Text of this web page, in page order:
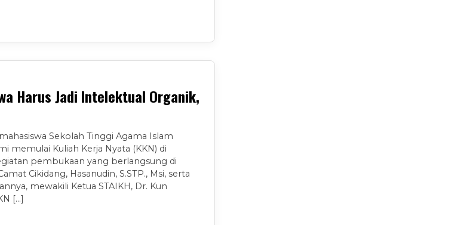
Harus Jadi Intelektual Organik,
Sekolah Tinggi Agama Islam
memulai Kuliah Kerja Nyata (KKN) di
pembukaan yang berlangsung di
Cikidang, Hasanudin, S.STP., Msi, serta
mewakili Ketua STAIKH, Dr. Kun
[…]